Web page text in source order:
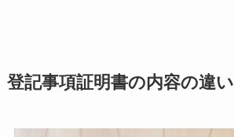
登記事項証明書の内容の違い